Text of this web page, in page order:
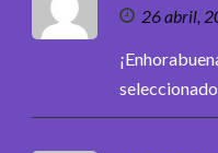
26 abril,